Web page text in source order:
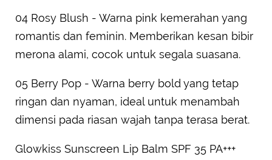
04 Rosy Blush - Warna pink kemerahan yang
romantis dan feminin. Memberikan kesan bibir
merona alami, cocok untuk segala suasana.
05 Berry Pop - Warna berry bold yang tetap
ringan dan nyaman, ideal untuk menambah
dimensi pada riasan wajah tanpa terasa berat.
Glowkiss Sunscreen Lip Balm SPF 35 PA+++